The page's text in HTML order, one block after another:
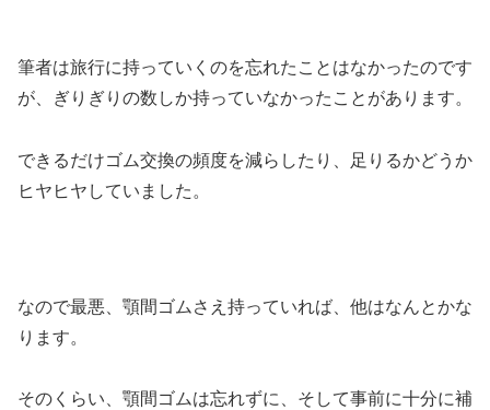
筆者は旅行に持っていくのを忘れたことはなかったのです
が、ぎりぎりの数しか持っていなかったことがあります。
できるだけゴム交換の頻度を減らしたり、足りるかどうか
ヒヤヒヤしていました。
なので最悪、顎間ゴムさえ持っていれば、他はなんとかな
ります。
そのくらい、顎間ゴムは忘れずに、そして事前に十分に補